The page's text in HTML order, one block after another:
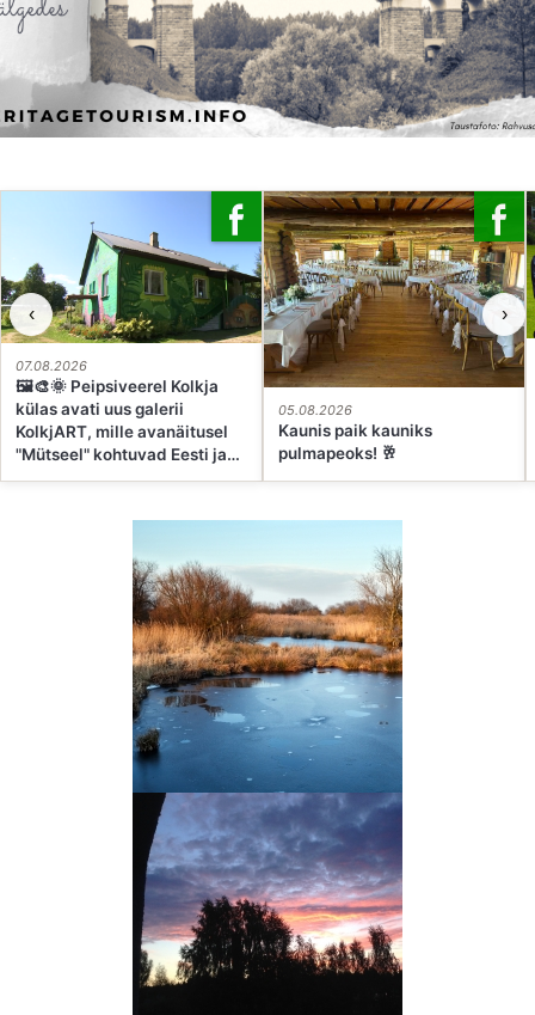
07.08.2026
🖼🎨🌞 Peipsiveerel Kolkja
külas avati uus galerii
KolkjART, mille avanäitusel
"Mütseel" kohtuvad Eesti ja
Ukraina kunstnikud. See on
rahvusvaheline kunst saavad
seeneniidistikuna.
05.08.2026
Kaunis paik kauniks
pulmapeoks! 🥂
‹ ›